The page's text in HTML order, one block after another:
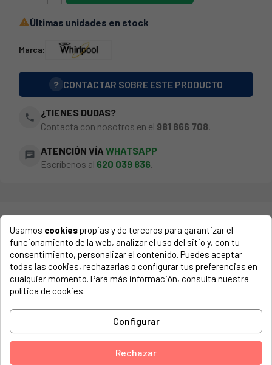
Últimas unidades en stock
Marca:
? CONTACTAR SOBRE ESTE PRODUCTO
phone
¿TIENES DUDAS?
Contacta con nosotros en el 981 866 708
chat ATENCIÓN VÍA WHATSAPP
Escríbenos al 620 039 836.
COMPATIBLE CON...
El número de modelo lo encontrarás en la etiqueta de tu
electrodoméstico. Suele estar formado por números y
letras.
TUBO SALIDA DESAGUE LAVADORA CON SUJECIÓN
PARED 1,5M
Usamos cookiespropias y de terceros para garantizar el
funcionamiento de la web, analizar el uso del sitio y, con tu
consentimiento, personalizar el contenido. Puedes aceptar
todas las cookies, rechazarlas o configurar tus preferencias en
cualquier momento. Para más información, consulta nuestra
política de cookies.
Configurar
Rechazar